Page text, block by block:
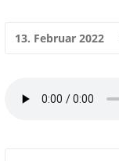
13. Februar 2022